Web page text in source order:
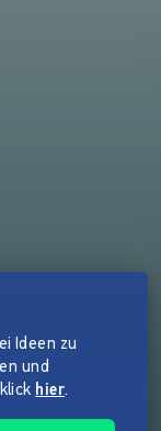
Ideen zu
und
hier.